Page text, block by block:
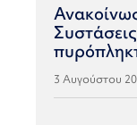
3 Αυγούστου